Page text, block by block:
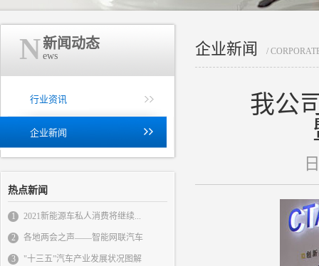
N新闻动态
ews
行业资讯
企业新闻
热点新闻
1 2021新能源车私人消费将继续...
2 各地两会之声——智能网联汽车
3 "十三五”汽车产业发展状况图解
企业新闻 /
我公